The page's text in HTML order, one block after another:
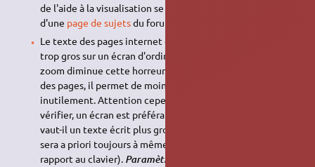
de l'aide à la visualisation se ressent, ex. le dernier scroll
d'une page de sujetsdu forum Ubuntu-fr.
Le texte des pages internet est souvent écrit beaucoup
trop gros sur un écran d'ordinateur (subjectif), réduire le
zoom diminue cette horreur. En réduisant alors la hauteur
des pages, il permet de moins perdre de temps à scroller
inutilement. Attention cependant, effets sur la vision à
vérifier, un écran est préférablement tenu loin? Mieux
vaut-il un texte écrit plus gros? (sur un PC portable, l'écran
sera a priori toujours à même distance, décidée par
rapport au clavier). Paramètres → Général →